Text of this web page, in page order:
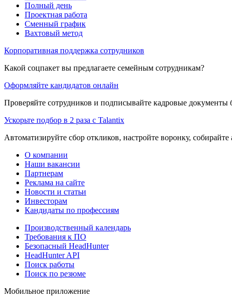
Полный день
Проектная работа
Сменный график
Вахтовый метод
Корпоративная поддержка сотрудников
Какой соцпакет вы предлагаете семейным сотрудникам?
Оформляйте кандидатов онлайн
Проверяйте сотрудников и подписывайте кадровые документы
Ускорьте подбор в 2 раза с Talantix
Автоматизируйте сбор откликов, настройте воронку,
О компании
Наши вакансии
Партнерам
Реклама на сайте
Новости и статьи
Инвесторам
Кандидаты по профессиям
Производственный календарь
Требования к ПО
Безопасный HeadHunter
HeadHunter API
Поиск работы
Поиск по резюме
Мобильное приложение